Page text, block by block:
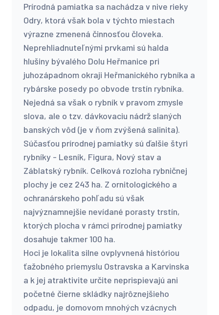
Prírodná pamiatka sa nachádza v nive rieky
Odry, ktorá však bola v týchto miestach
výrazne zmenená činnosťou človeka.
Neprehliadnuteľnými prvkami sú halda
hlušiny bývalého Dolu Heřmanice pri
juhozápadnom okraji Heřmanického rybníka a
rybárske posedy po obvode trstín rybníka.
Nejedná sa však o rybník v pravom zmysle
slova, ale o tzv. dávkovaciu nádrž slaných
banských vôd (je v ňom zvýšená salinita).
Súčasťou prírodnej pamiatky sú ďalšie štyri
rybníky - Lesník, Figura, Nový stav a
Záblatský rybník. Celková rozloha rybničnej
plochy je cez 243 ha. Z ornitologického a
ochranárskeho pohľadu sú však
najvýznamnejšie nevídané porasty trstín,
ktorých plocha v rámci prírodnej pamiatky
dosahuje takmer 100 ha.
Hoci je lokalita silne ovplyvnená históriou
ťažobného priemyslu Ostravska a Karvinska
a k jej atraktivite určite neprispievajú ani
početné čierne skládky najrôznejšieho
odpadu, je domovom mnohých vzácnych